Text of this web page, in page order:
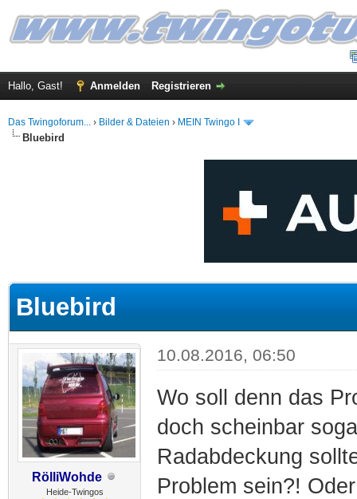
Hallo, Gast! Anmelden Registrieren
Das Twingoforum... › Bilder & Dateien › MEIN Twingo I
Bluebird
Bluebird
RölliWohde
Heide-Twingos
10.08.2016, 06:50
Wo soll denn das
doch scheinbar
Radabdeckung
Problem sein?!